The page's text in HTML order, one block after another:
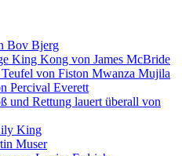
Bov Bjerg
King Kong von James McBride
von Fiston Mwanza Mujila
Percival Everett
und Rettung lauert überall von
King
Muser